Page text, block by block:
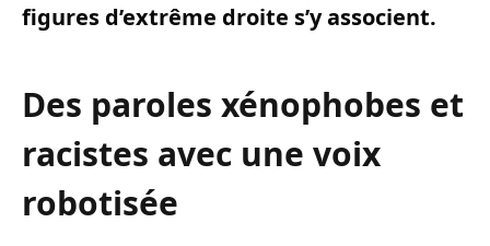
figures d’extrême droite s’y associent.
Des paroles xénophobes et
racistes avec une voix
robotisée